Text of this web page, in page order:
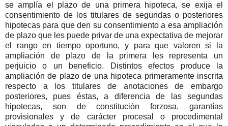
se amplía el plazo de una primera hipoteca, se exija el
consentimiento de los titulares de segundas o posteriores
hipotecas para que den su consentimiento a esa ampliación
de plazo que les puede privar de una expectativa de mejorar
el rango en tiempo oportuno, y para que valoren si la
ampliación de plazo de la primera les representa un
perjuicio o un beneficio. Distintos efectos produce la
ampliación de plazo de una hipoteca primeramente inscrita
respecto a los titulares de anotaciones de embargo
posteriores, pues éstas, a diferencia de las segundas
hipotecas, son de constitución forzosa, garantías
provisionales y de carácter procesal o procedimental